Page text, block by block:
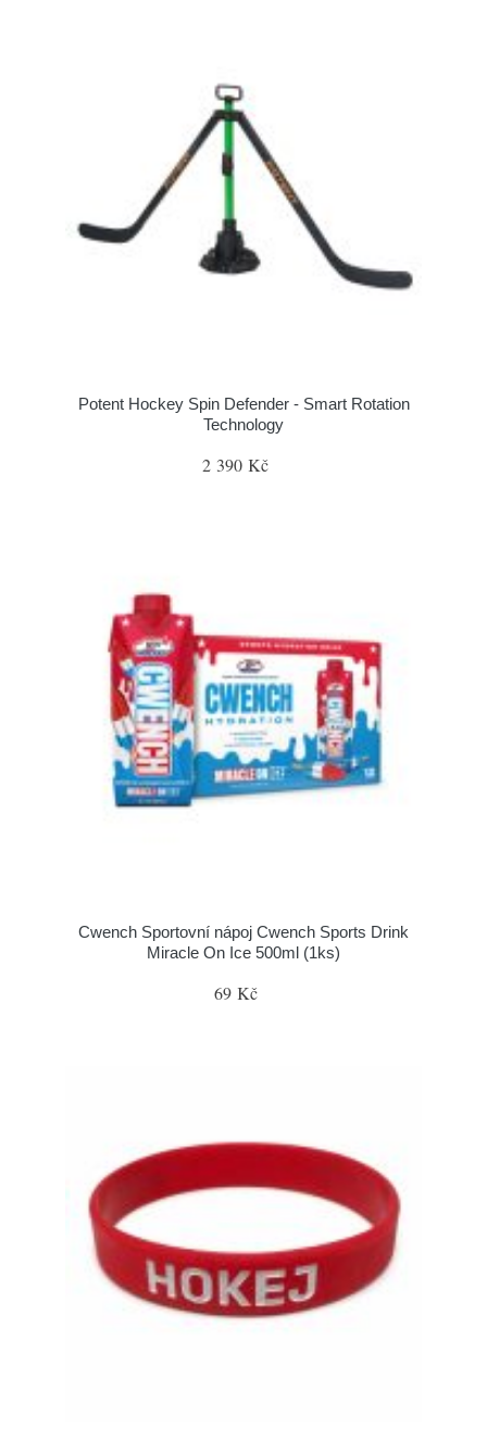
Potent Hockey Spin Defender - Smart Rotation
Technology
2 390 Kč
Cwench Sportovní nápoj Cwench Sports Drink
Miracle On Ice 500ml (1ks)
69 Kč